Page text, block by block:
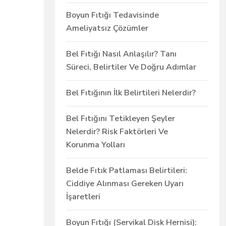
Boyun Fıtığı Tedavisinde
Ameliyatsız Çözümler
Bel Fıtığı Nasıl Anlaşılır? Tanı
Süreci, Belirtiler Ve Doğru Adımlar
Bel Fıtığının İlk Belirtileri Nelerdir?
Bel Fıtığını Tetikleyen Şeyler
Nelerdir? Risk Faktörleri Ve
Korunma Yolları
Belde Fıtık Patlaması Belirtileri:
Ciddiye Alınması Gereken Uyarı
İşaretleri
Boyun Fıtığı (Servikal Disk Hernisi):